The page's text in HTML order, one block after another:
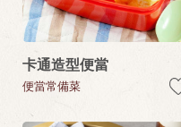
卡通造型便當
便當常備菜